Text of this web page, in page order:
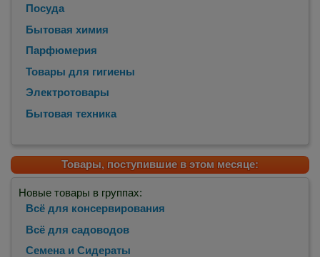
Посуда
Бытовая химия
Парфюмерия
Товары для гигиены
Электротовары
Бытовая техника
Товары, поступившие в этом месяце:
Новые товары в группах:
Всё для консервирования
Всё для садоводов
Семена и Сидераты